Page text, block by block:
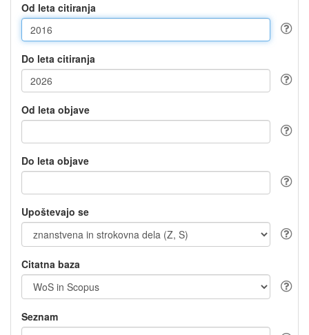
Od leta citiranja
Do leta citiranja
Od leta objave
Do leta objave
Upoštevajo se
Citatna baza
Seznam